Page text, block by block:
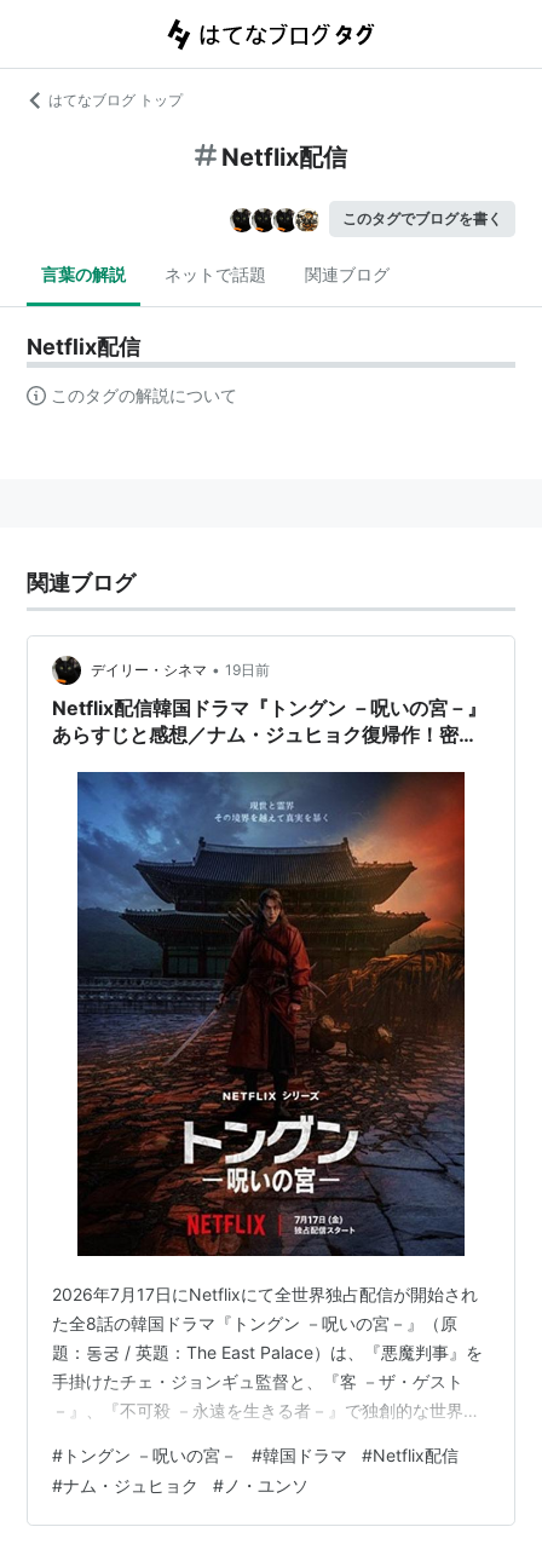
はてなブログ トップ
Netflix配信
このタグでブログを書く
言葉の解説 ネットで話題 関連ブログ
Netflix配信
このタグの解説について
関連ブログ
デイリー・シネマ • 19日前
Netflix配信韓国ドラマ『トングン －呪いの宮－』
あらすじと感想／ナム・ジュヒョク復帰作！密室
の魅力を徹底解説
2026年7月17日にNetflixにて全世界独占配信が開始され
た全8話の韓国ドラマ『トングン －呪いの宮－』（原
題：동궁 / 英題：The East Palace）は、『悪魔判事』を
手掛けたチェ・ジョンギュ監督と、『客 －ザ・ゲスト
－』、『不可殺 －永遠を生きる者－』で独創的な世界観
ンがタッグを組み、朝鮮王朝の宮廷という密室空間に潜
む人間の業と呪詛を描いたダークファンタジーだ。 兵役
を経て本作が3年ぶりの復帰作となるナム・ジュヒョク
# トングン －呪いの宮－ #韓国ドラマ #Netflix配信
#ナム・ジュヒョク # ノ・ユンソ